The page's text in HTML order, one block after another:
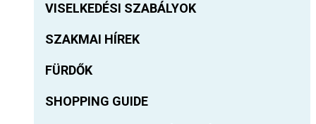
VISELKEDÉSI SZABÁLYOK
SZAKMAI HÍREK
FÜRDŐK
SHOPPING GUIDE